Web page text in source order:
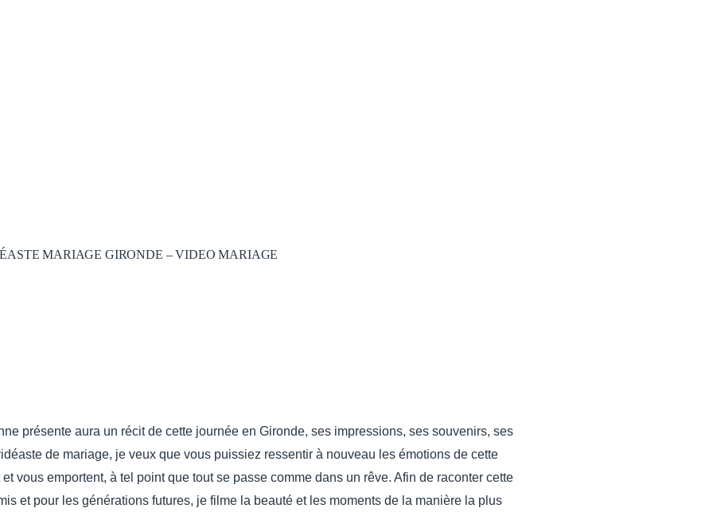
MARIAGE GIRONDE – VIDEO MARIAGE
présente aura un récit de cette journée en Gironde, ses impressions, ses souvenirs, ses
de mariage, je veux que vous puissiez ressentir à nouveau les émotions de cette
vous emportent, à tel point que tout se passe comme dans un rêve. Afin de raconter cette
et pour les générations futures, je filme la beauté et les moments de la manière la plus